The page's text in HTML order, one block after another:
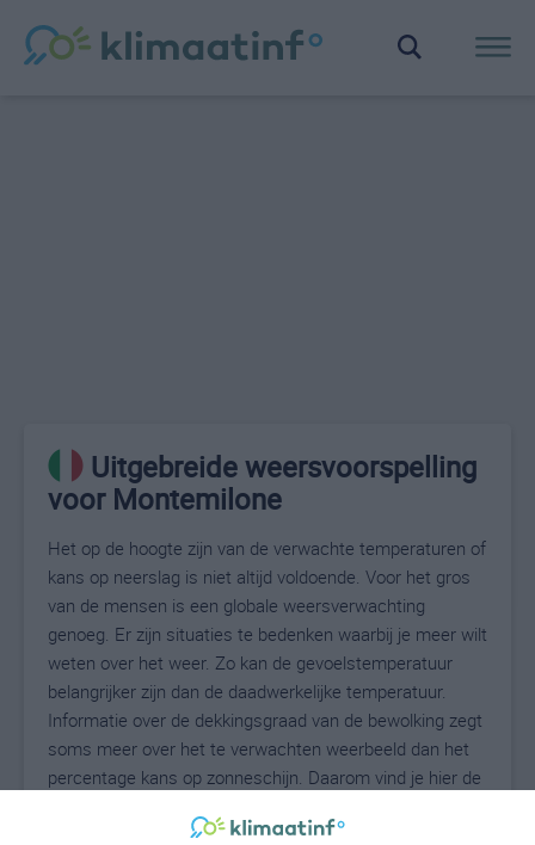
Uitgebreide weersvoorspelling
voor Montemilone
Het op de hoogte zijn van de verwachte temperaturen of
kans op neerslag is niet altijd voldoende. Voor het gros
van de mensen is een globale weersverwachting
genoeg. Er zijn situaties te bedenken waarbij je meer wilt
weten over het weer. Zo kan de gevoelstemperatuur
belangrijker zijn dan de daadwerkelijke temperatuur.
Informatie over de dekkingsgraad van de bewolking zegt
soms meer over het te verwachten weerbeeld dan het
percentage kans op zonneschijn. Daarom vind je hier de